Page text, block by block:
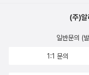
가 읽어 본 이 치의 책들은
다. 심오심오 <신비한 밤
2,3편을 주말 동안 다 읽
게 봤다. 2편에 접어들면,
지 머리가 아파지기도 한
(주)알
일반문의 (
1:1 문의